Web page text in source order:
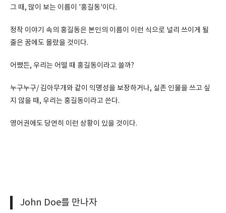
그 때, 많이 보는 이름이 '홍길동'이다.
정작 이야기 속의 홍길동은 본인의 이름이 이런 식으로 널리 쓰이게 될
줄은 꿈에도 몰랐을 것이다.
어쨌든, 우리는 어떨 때 홍길동이라고 쓸까?
누구누구/ 김아무개와 같이 익명성을 보장하거나, 실존 인물을 쓰고 싶
지 않을 때, 우리는 홍길동이라고 쓴다.
영어권에도 당연히 이런 상황이 있을 것이다.
John Doe를 만나자